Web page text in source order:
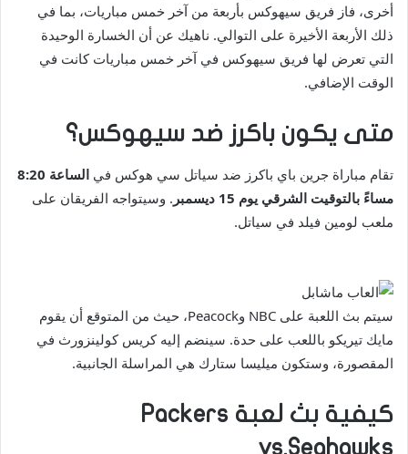
أخرى، فاز فريق سيهوكس بأربعة من آخر خمس مباريات، بما في
ذلك الأربعة الأخيرة على التوالي. ناهيك عن أن الخسارة الوحيدة
التي تعرض لها فريق سيهوكس في آخر خمس مباريات كانت في
الوقت الإضافي.
متى يكون باكرز ضد سيهوكس؟
تقام مباراة جرين باي باكرز ضد سياتل سي هوكس في
الساعة 8:20
مساءً بالتوقيت الشرقي يوم 15 ديسمبر
. وسيتواجه الفريقان على
ملعب لومين فيلد في سياتل.
سيتم بث اللعبة على NBC وPeacock، حيث من المتوقع أن يقوم
مايك تيريكو باللعب على حدة. سينضم إليه كريس كولينزورث في
المقصورة، وستكون ميليسا ستارك هي المراسلة الجانبية.
كيفية بث لعبة Packers
vs.Seahawks